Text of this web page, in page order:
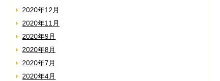
2020年12月
2020年11月
2020年9月
2020年8月
2020年7月
2020年4月